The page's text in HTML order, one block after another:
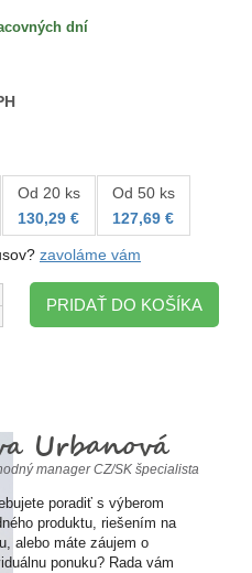
dní
Od 20 ks
130,29 €
Od 50 ks
127,69 €
zavoláme vám
PRIDAŤ DO KOŠÍKA
Urbanová
manager CZ/SK špecialista
poradiť s výberom
produktu, riešením na
alebo máte záujem o
ponuku? Rada vám